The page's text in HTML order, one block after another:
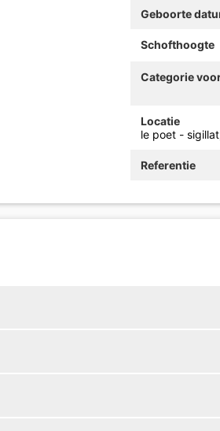
Geboorte
Schofthoogte
Categorie
Locatie
le poet -
Referentie